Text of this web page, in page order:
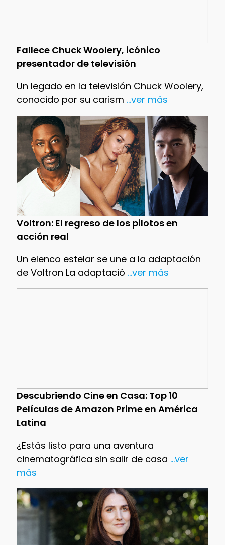
Fallece Chuck Woolery, icónico
presentador de televisión
Un legado en la televisión Chuck Woolery,
conocido por su carism ...ver más
Voltron: El regreso de los pilotos en
acción real
Un elenco estelar se une a la adaptación
de Voltron La adaptació ...ver más
Descubriendo Cine en Casa: Top 10
Películas de Amazon Prime en América
Latina
¿Estás listo para una aventura
cinematográfica sin salir de casa ...ver
más